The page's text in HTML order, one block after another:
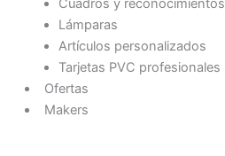
Cuadros y reconocimientos
Lámparas
Artículos personalizados
Tarjetas PVC profesionales
Ofertas
Makers